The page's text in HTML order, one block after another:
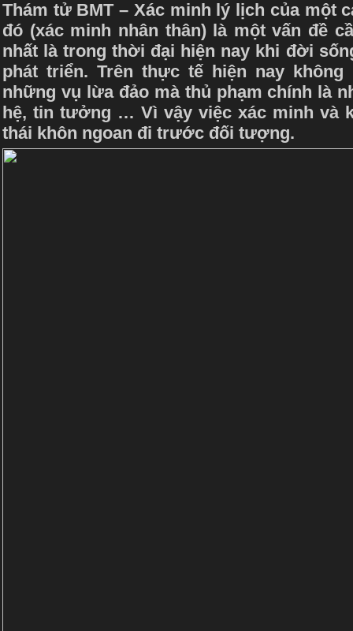
Thám tử BMT – Xác minh lý lịch của một
đó (xác minh nhân thân) là một vấn đề
nhất là trong thời đại hiện nay khi đời
phát triển. Trên thực tế hiện nay
những vụ lừa đảo mà thủ phạm chính là
hệ, tin tưởng … Vì vậy việc xác minh và
thái khôn ngoan đi trước đối tượng.